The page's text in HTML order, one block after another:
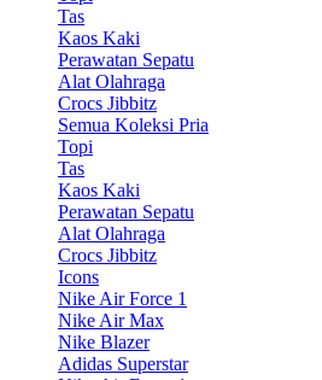
Tas
Kaos Kaki
Perawatan Sepatu
Alat Olahraga
Crocs Jibbitz
Semua Koleksi Pria
Topi
Tas
Kaos Kaki
Perawatan Sepatu
Alat Olahraga
Crocs Jibbitz
Icons
Nike Air Force 1
Nike Air Max
Nike Blazer
Adidas Superstar